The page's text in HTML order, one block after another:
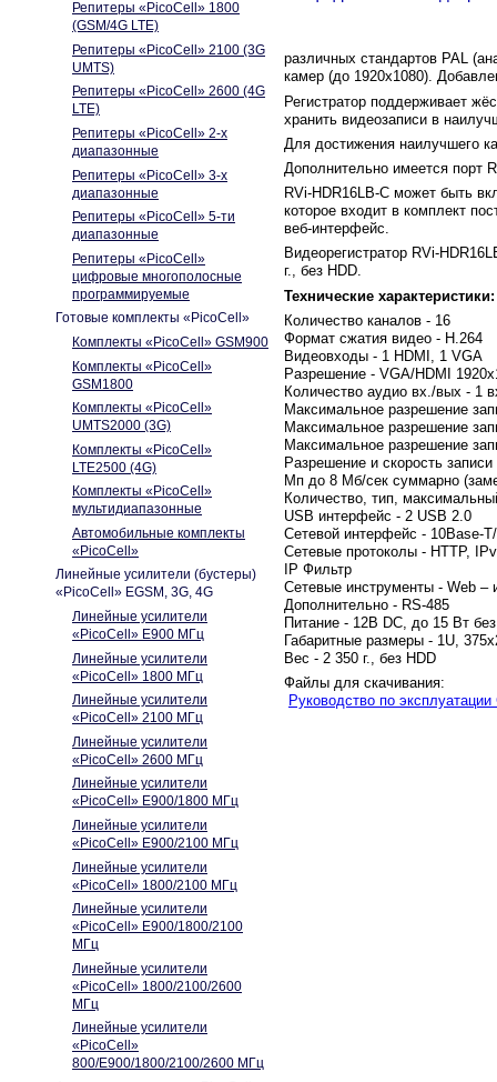
различных стандартов PAL
камер (до 1920х1080).
Регистратор поддерживает
хранить видеозаписи в
Для достижения наилучшего
Дополнительно имеется порт
RVi-HDR16LB-C может быть
которое входит в комплект
веб-интерфейс.
Видеорегистратор RVi-
г., без HDD.
Технические характеристики:
Количество каналов - 16
Формат сжатия видео - Н.264
Видеовходы - 1 HDMI, 1 VGA
Разрешение - VGA/HDMI
Количество аудио вх./вых - 1
Максимальное разрешение
Максимальное разрешение
Максимальное разрешение
Разрешение и скорость
Мп до 8 Мб/сек суммарно
Количество, тип,
USB интерфейс - 2 USB 2.0
Сетевой интерфейс - 10Base-
Сетевые протоколы - HTTP,
IP Фильтр
Сетевые инструменты - Web
Дополнительно - RS-485
Питание - 12В DC, до 15 Вт
Габаритные размеры - 1U,
Вес - 2 350 г., без HDD
Файлы для скачивания:
Руководство по
Репитеры «PicoCell» 1800
(GSM/4G LTE)
Репитеры «PicoCell» 2100 (3G
UMTS)
Репитеры «PicoCell» 2600 (4G
LTE)
Репитеры «PicoCell» 2-х
диапазонные
Репитеры «PicoCell» 3-х
диапазонные
Репитеры «PicoCell» 5-ти
диапазонные
Репитеры «PicoCell»
цифровые многополосные
программируемые
Готовые комплекты «PicoCell»
Комплекты «PicoCell» GSM900
Комплекты «PicoCell»
GSM1800
Комплекты «PicoCell»
UMTS2000 (3G)
Комплекты «PicoCell»
LTE2500 (4G)
Комплекты «PicoCell»
мультидиапазонные
Автомобильные комплекты
«PicoCell»
Линейные усилители (бустеры)
«PicoCell» EGSM, 3G, 4G
Линейные усилители
«PicoCell» E900 МГц
Линейные усилители
«PicoCell» 1800 МГц
Линейные усилители
«PicoCell» 2100 МГц
Линейные усилители
«PicoCell» 2600 МГц
Линейные усилители
«PicoCell» E900/1800 МГц
Линейные усилители
«PicoCell» E900/2100 МГц
Линейные усилители
«PicoCell» 1800/2100 МГц
Линейные усилители
«PicoCell» E900/1800/2100
МГц
Линейные усилители
«PicoCell» 1800/2100/2600
МГц
Линейные усилители
«PicoCell»
800/E900/1800/2100/2600 МГц